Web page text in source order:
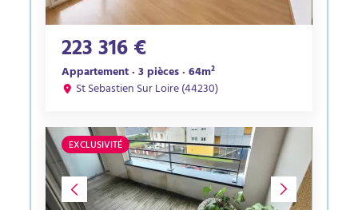
223 316 €
Appartement · 3 pièces · 64m²
St Sebastien Sur Loire (44230)
EXCLUSIVITÉ